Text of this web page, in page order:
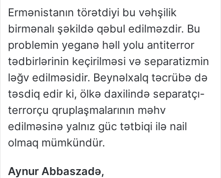
Ermənistanın törətdiyi bu vəhşilik
birmənalı şəkildə qəbul edilməzdir. Bu
problemin yeganə həll yolu antiterror
tədbirlərinin keçirilməsi və separatizmin
ləğv edilməsidir. Beynəlxalq təcrübə də
təsdiq edir ki, ölkə daxilində separatçı-
terrorçu qruplaşmalarının məhv
edilməsinə yalnız güc tətbiqi ilə nail
olmaq mümkündür.
Aynur Abbaszadə,